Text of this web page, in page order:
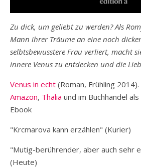
Zu dick, um geliebt zu werden? Als
Mann ihrer Träume an eine noch
selbtsbewusstere Frau verliert, macht
innere Venus zu entdecken und die
Venus in echt (Roman, Frühling
Amazon, Thalia und im Buchhandel
Ebook
"Krcmarova kann erzählen" (Kurier)
"Mutig-berührender, aber auch sehr
(Heute)